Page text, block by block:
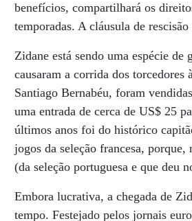
benefícios, compartilhará os
temporadas. A cláusula de
Zidane está sendo uma espécie
causaram a corrida dos
Santiago Bernabéu, foram
uma entrada de cerca de US$ 25
últimos anos foi do histórico
jogos da seleção francesa,
(da seleção portuguesa e que deu
Embora lucrativa, a chegada de
tempo. Festejado pelos jornais